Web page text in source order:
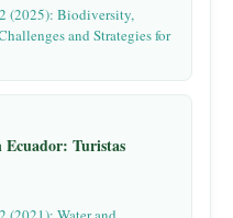
(2025): Biodiversity,
and Strategies for
Turistas